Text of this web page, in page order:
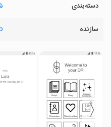
دسته‌بندی
سازنده
〈